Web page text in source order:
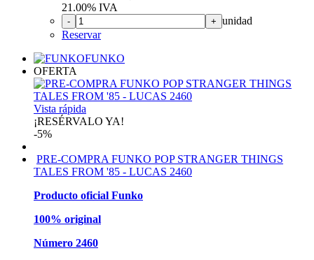
21.00% IVA
- + unidad
Reservar
FUNKO
OFERTA
Vista rápida
¡RESÉRVALO YA!
-5%
PRE-COMPRA FUNKO POP STRANGER THINGS
TALES FROM '85 - LUCAS 2460
Producto oficial Funko
100% original
Número 2460